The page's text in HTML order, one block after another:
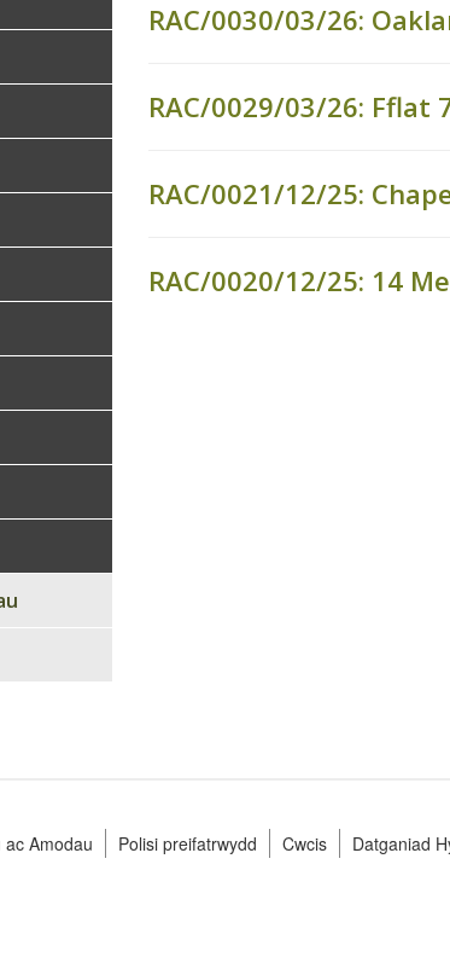
RAC/0030/03/26:
RAC/0029/03/26: Fflat
RAC/0021/12/25:
RAC/0020/12/25: 14
ac Amodau Polisi preifatrwydd Cwcis Datganiad